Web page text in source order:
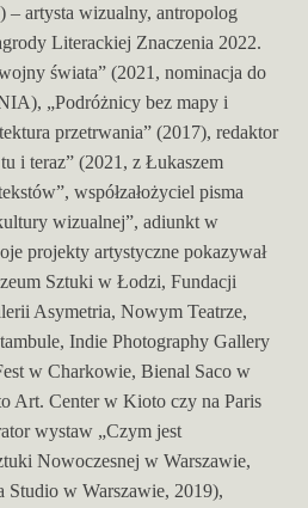
– artysta wizualny, antropolog
Literackiej Znaczenia 2022.
świata” (2021, nominacja do
„Podróżnicy bez mapy i
przetrwania” (2017), redaktor
i teraz” (2021, z Łukaszem
współzałożyciel pisma
wizualnej”, adiunkt w
projekty artystyczne pokazywał
Sztuki w Łodzi, Fundacji
Asymetria, Nowym Teatrze,
Indie Photography Gallery
w Charkowie, Bienal Saco w
Art. Center w Kioto czy na Paris
wystaw „Czym jest
Nowoczesnej w Warszawie,
Studio w Warszawie, 2019),